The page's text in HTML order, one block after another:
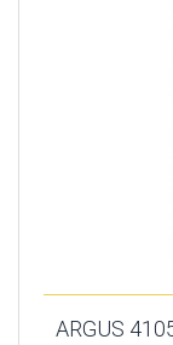
ARGUS